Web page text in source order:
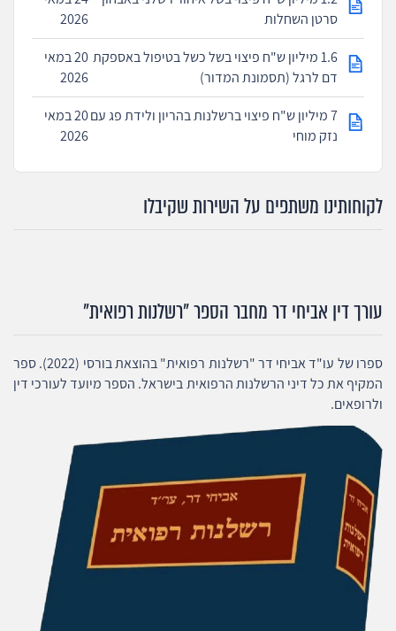
סרטן השחלות
2026
1.6 מיליון ש"ח פיצוי בשל כשל בטיפול באספקת
דם לרגל (תסמונת המדור)
20 במאי
2026
7 מיליון ש"ח פיצוי ברשלנות בהריון ולידת פג עם
נזק מוחי
20 במאי
2026
לקוחותינו משתפים על השירות שקיבלו
עורך דין אביחי דר מחבר הספר "רשלנות רפואית"
ספרו של עו"ד אביחי דר "רשלנות רפואית" בהוצאת בורסי (2022). ספר
המקיף את כל דיני הרשלנות הרפואית בישראל. הספר מיועד לעורכי דין
ולרופאים.